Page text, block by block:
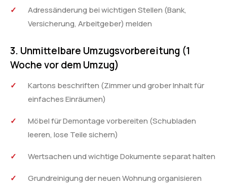
Adressänderung bei wichtigen Stellen (Bank,
Versicherung, Arbeitgeber) melden
3. Unmittelbare Umzugsvorbereitung (1
Woche vor dem Umzug)
Kartons beschriften (Zimmer und grober Inhalt für
einfaches Einräumen)
Möbel für Demontage vorbereiten (Schubladen
leeren, lose Teile sichern)
Wertsachen und wichtige Dokumente separat halten
Grundreinigung der neuen Wohnung organisieren